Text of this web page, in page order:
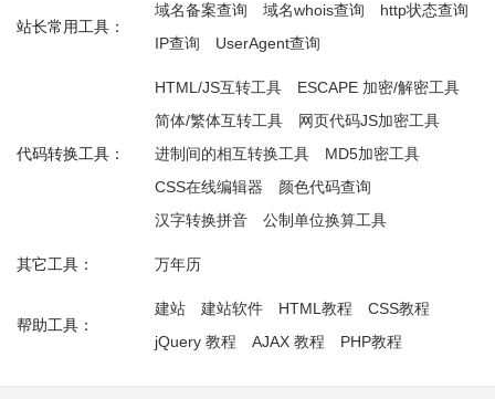
站长常用工具：
域名备案查询 域名whois查询
http状态查询
IP查询
UserAgent查询
代码转换工具：
HTML/JS互转工具
ESCAPE 加密/解密工具
简体/繁体互转工具
网页代码JS加密工具
进制间的相互转换工具
MD5加密工具
CSS在线编辑器
颜色代码查询
汉字转换拼音
公制单位换算工具
其它工具： 万年历
帮助工具：
建站 建站软件 HTML教程
CSS教程
jQuery 教程
AJAX 教程 PHP教程